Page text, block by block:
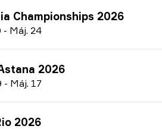
Championships 2026
- Máj. 24
2026
- Máj. 17
2026